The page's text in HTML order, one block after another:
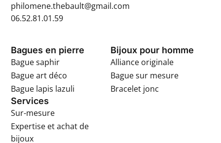
philomene.thebault@gmail.com
06.52.81.01.59
Bagues en pierre
Bague saphir
Bague art déco
Bague lapis lazuli
Bijoux pour homme
Alliance originale
Bague sur mesure
Bracelet jonc
Services
Sur-mesure
Expertise et achat de
bijoux